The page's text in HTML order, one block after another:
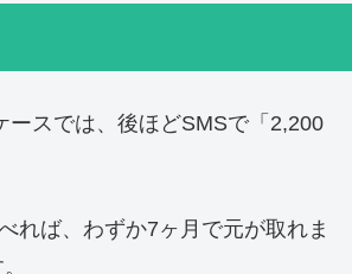
スでは、後ほどSMSで「2,200
れば、わずか7ヶ月で元が取れま